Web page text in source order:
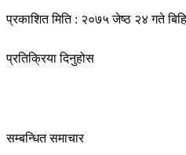
प्रकाशित मिति : २०७५ जेष्ठ २४ गते
प्रतिक्रिया दिनुहोस
सम्बन्धित समाचार